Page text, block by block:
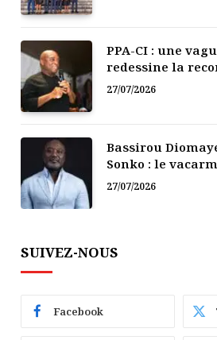
PPA-CI : une
redessine la
politique
27/07/2026
Bassirou
Sonko : le
doit pas faire
Fraternité
27/07/2026
SUIVEZ-NOUS
Facebook